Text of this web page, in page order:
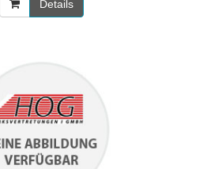
Details